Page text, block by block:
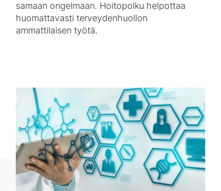
samaan ongelmaan. Hoitopolku helpottaa
huomattavasti terveydenhuollon
ammattilaisen työtä.